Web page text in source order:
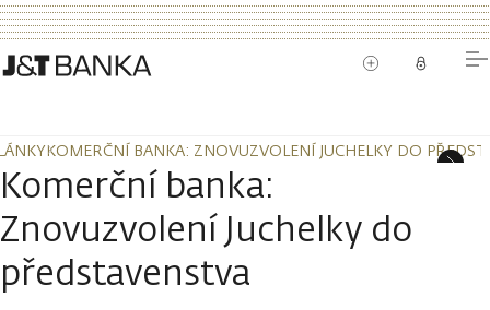
KOMERČNÍ BANKA: ZNOVUZVOLENÍ JUCHELKY DO
KOMERČNÍ BANKA: ZNOVUZVOLENÍ JUCHELKY DO
Komerční banka:
Znovuzvolení Juchelky do
představenstva